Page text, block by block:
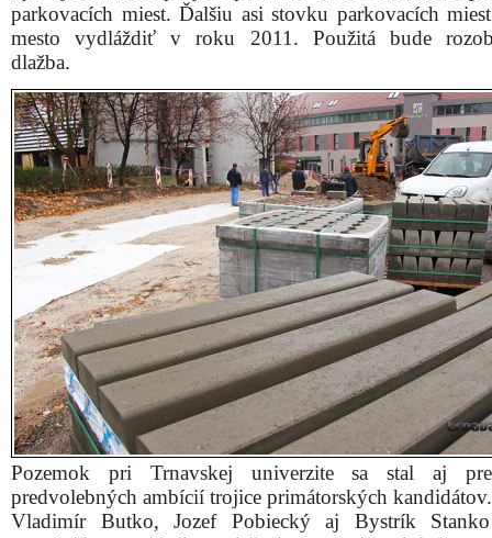
parkovacích miest. Ďalšiu asi stovku parkovacích
mesto vydláždiť v roku 2011. Použitá bude
dlažba.
Pozemok pri Trnavskej univerzite sa stal aj
predvolebných ambícií trojice primátorských kandidátov.
Vladimír Butko, Jozef Pobiecký aj Bystrík